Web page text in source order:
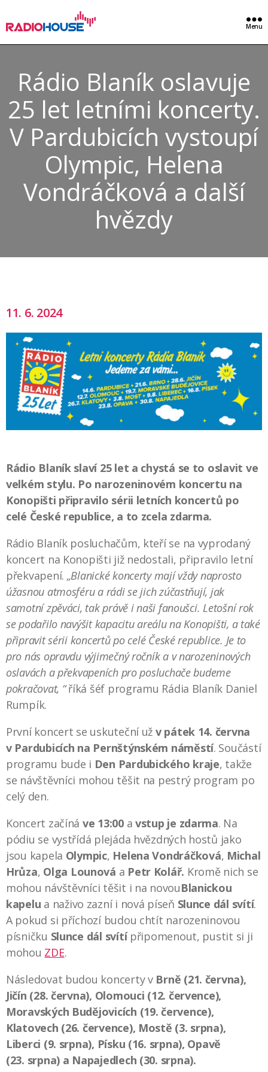
Menu
Rádio Blaník oslavuje
25 let letními koncerty.
V Pardubicích vystoupí
Olympic, Helena
Vondráčková a další
hvězdy
11. 6. 2024
Rádio Blaník slaví 25 let a chystá se to oslavit ve
velkém stylu. Po narozeninovém koncertu na
Konopišti připravilo sérii letních koncertů po
celé České republice, a to zcela zdarma.
Rádio Blaník posluchačům, kteří se na vyprodaný
koncert na Konopišti již nedostali, připravilo letní
překvapení. „Blanické koncerty mají vždy naprosto
úžasnou atmosféru a rádi se jich zúčastňují, jak
samotní zpěváci, tak právě i naši fanoušci. Letošní rok
se podařilo navýšit kapacitu areálu na Konopišti, a také
připravit sérii koncertů po celé České republice. Je to
pro nás opravdu výjimečný ročník a v narozeninových
oslavách a překvapeních pro posluchače budeme
pokračovat, “říká šéf programu Rádia Blaník Daniel
Rumpík.
První koncert se uskuteční už v pátek 14. června
v Pardubicích na Pernštýnském náměstí. Součástí
programu bude i Den Pardubického kraje, takže
se návštěvníci mohou těšit na pestrý program po
celý den.
Koncert začíná ve 13:00a vstup je zdarma. Na
pódiu se vystřídá plejáda hvězdných hostů jako
jsou kapela Olympic, Helena Vondráčková, Michal
Hrůza, Olga Lounová a Petr Kolář. Kromě nich se
mohou návštěvníci těšit i na novouBlanickou
kapelu a naživo zazní i nová píseň Slunce dál svítí.
A pokud si příchozí budou chtít narozeninovou
písničku Slunce dál svítípřipomenout, pustit si ji
mohou ZDE.
Následovat budou koncerty v Brně (21. června),
Jičín (28. června), Olomouci (12. července),
Moravských Budějovicích (19. července),
Klatovech (26. července), Mostě (3. srpna),
Liberci (9. srpna), Písku (16. srpna), Opavě
(23. srpna) a Napajedlech (30. srpna).